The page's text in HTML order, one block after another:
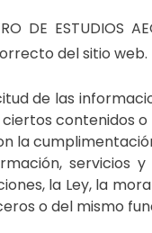
DE ESTUDIOS
del sitio
de las
contenidos
la
servicios y
la Ley, la
o del mismo